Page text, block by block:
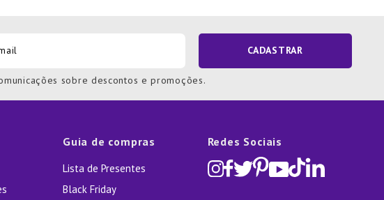
CADASTRAR
sobre descontos e promoções.
Guia de compras
Lista de Presentes
Black Friday
Redes Sociais